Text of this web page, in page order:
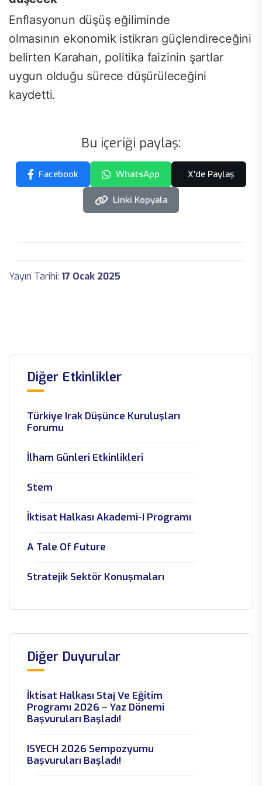
Enflasyonun düşüş eğiliminde
olmasının ekonomik istikrarı güçlendireceğini
belirten Karahan, politika faizinin şartlar
uygun olduğu sürece düşürüleceğini
kaydetti.
Bu içeriği paylaş:
Facebook WhatsApp X'de Paylaş
Linki Kopyala
Yayın Tarihi: 17 Ocak 2025
Diğer Etkinlikler
Türkiye Irak Düşünce Kuruluşları
Forumu
İlham Günleri Etkinlikleri
Stem
İktisat Halkası Akademi-I Programı
A Tale Of Future
Stratejik Sektör Konuşmaları
Genç Vergi Konseyi Eğitim Kampı
EKONOMİ KÖYÜ ANKARA'DA
KURULDU!
İktisat Halkası Güz Staj Ve Eğitim
Programı
Medya Okuryazarlığı Gençlik Forumu
Diğer Duyurular
İktisat Halkası Staj Ve Eğitim
Programı 2026 – Yaz Dönemi
Başvuruları Başladı!
ISYECH 2026 Sempozyumu
Başvuruları Başladı!